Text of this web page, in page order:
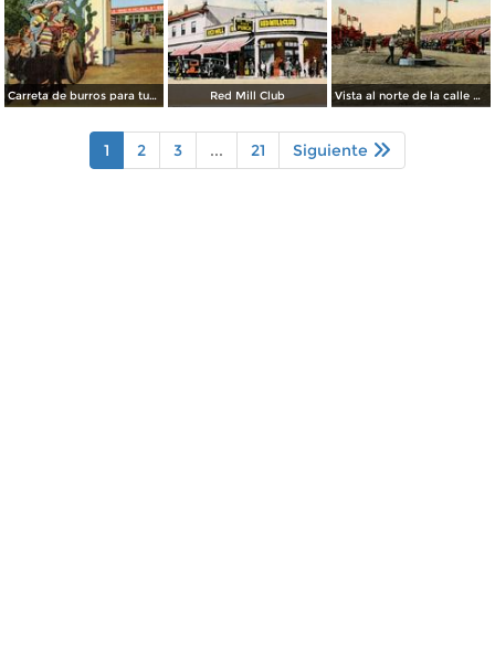
Carreta de burros para turistas Red Mill Club Vista al norte de la calle principal, desde la Calle Sur
1 2 3 ... 21 Siguiente